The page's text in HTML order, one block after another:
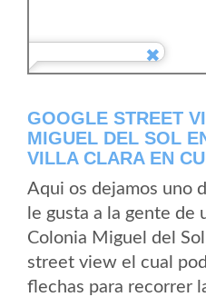
GOOGLE STREET
MIGUEL DEL SOL
VILLA CLARA EN
Aqui os dejamos uno
le gusta a la gente de
Colonia Miguel del
street view el cual
flechas para recorrer